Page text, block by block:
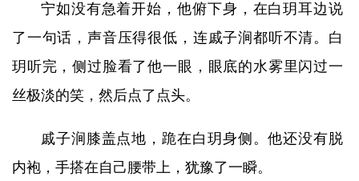
宁如没有急着开始，他俯下身，在白玥耳边说
了一句话，声音压得很低，连戚子涧都听不清。白
玥听完，侧过脸看了他一眼，眼底的水雾里闪过一
丝极淡的笑，然后点了点头。
戚子涧膝盖点地，跪在白玥身侧。他还没有脱
内袍，手搭在自己腰带上，犹豫了一瞬。